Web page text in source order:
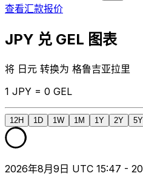
查看汇款报价
JPY 兑 GEL 图表
将 日元 转换为 格鲁吉亚拉里
1 JPY = 0 GEL
12H 1D 1W 1M 1Y 2Y 5Y
2026年8月9日 UTC 15:47 -